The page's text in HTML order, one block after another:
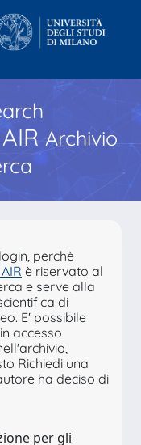
Archivio
perchè
è riservato al
e serve alla
di
E' possibile
accesso
Richiedi una
ha deciso di
per gli